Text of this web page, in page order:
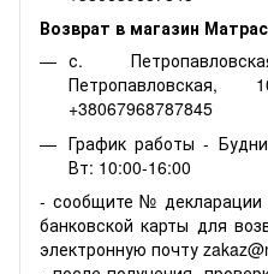
Возврат в магазин
с.
+38067968787845
График работы -
Вт: 10:00-16:00
- сообщите №
банковской карты для
электронную почту